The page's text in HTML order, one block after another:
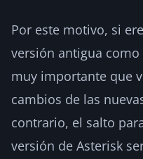
Por este motivo, si
versión antigua
muy importante que
cambios de las
contrario, el salto
versión de Asterisk